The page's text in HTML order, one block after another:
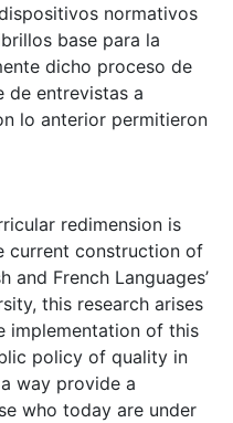
normativos
base para la
dicho proceso de
de entrevistas a
lo anterior permitieron
redimension is
current construction of
and French Languages’
this research arises
implementation of this
policy of quality in
way provide a
who today are under